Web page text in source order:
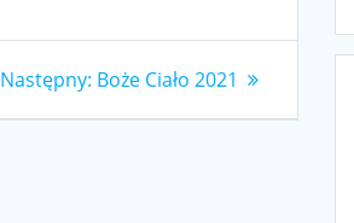
Następny: Następny
Boże Ciało 2021